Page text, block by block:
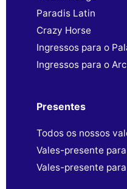
Paradis Latin
Crazy Horse
Ingressos para o
Ingressos para o
Presentes
Todos os nossos
Vales-presente
Vales-presente